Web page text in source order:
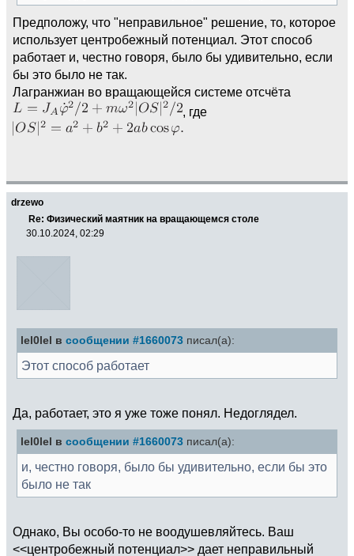
Предположу, что "неправильное" решение, то, которое
использует центробежный потенциал. Этот способ
работает и, честно говоря, было бы удивительно, если
бы это было не так.
Лагранжиан во вращающейся системе отсчёта
, где
drzewo
Re: Физический маятник на вращающемся столе
30.10.2024, 02:29
lel0lel в сообщении #1660073 писал(а):
Этот способ работает
Да, работает, это я уже тоже понял. Недоглядел.
lel0lel в сообщении #1660073 писал(а):
и, честно говоря, было бы удивительно, если бы это
было не так
Однако, Вы особо-то не воодушевляйтесь. Ваш
<<центробежный потенциал>> дает неправильный